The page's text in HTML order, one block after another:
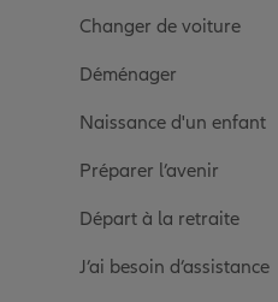
Changer de voiture
Déménager
Naissance d'un enfant
Préparer l’avenir
Départ à la retraite
J’ai besoin d’assistance